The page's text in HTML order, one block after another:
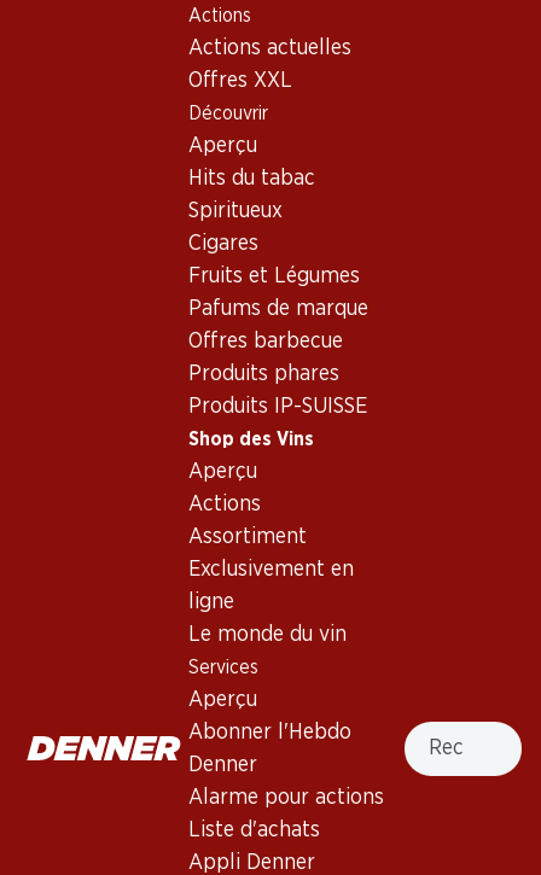
Actions
Actions actuelles
Offres XXL
Découvrir
Aperçu
Hits du tabac
Spiritueux
Cigares
Fruits et Légumes
Pafums de marque
Offres barbecue
Produits phares
Produits IP-SUISSE
Shop des Vins
Aperçu
Actions
Assortiment
Exclusivement en
ligne
Le monde du vin
Services
Aperçu
Abonner l'Hebdo
Denner
Alarme pour actions
Liste d'achats
Appli Denner
Recherche
Shop des Vins
Espagne
Cariñena
Maestria Reserva D.O.Carinena 75
Maestria Reserva D.O.Carinena
Espagne,Cariñena, 2003
Espagne, DO Cariñena, 2003, 75 cl
Bon à savoir